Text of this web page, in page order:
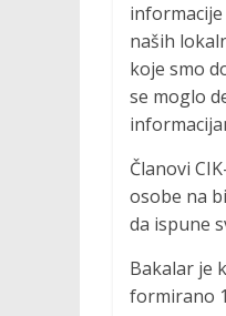
naših
koje smo
se moglo
Članovi
osobe na
da ispune
Bakalar je
formirano